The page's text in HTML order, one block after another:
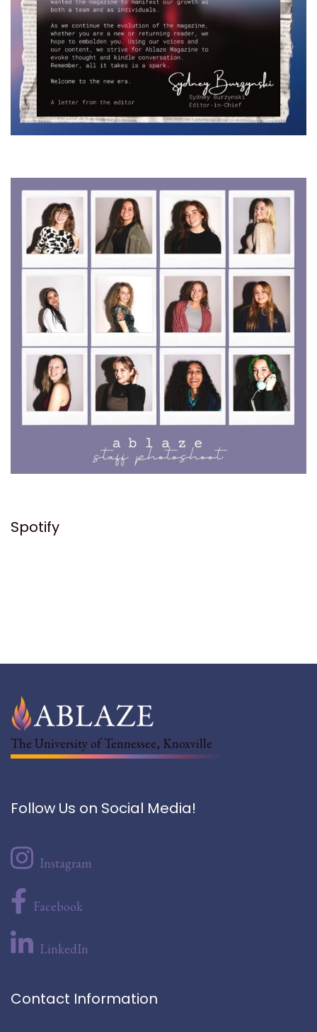
Spotify
The University of Tennessee, Knoxville
Follow Us on Social Media!
Instagram
Facebook
LinkedIn
Contact Information